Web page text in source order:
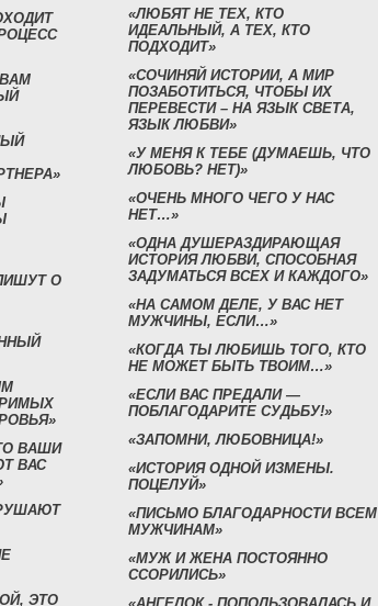
О
ВАШИ
ВАС
ЭТО
«ЛЮБЯТ НЕ ТЕХ, КТО
ИДЕАЛЬНЫЙ, А ТЕХ, КТО
ПОДХОДИТ»
«СОЧИНЯЙ ИСТОРИИ, А МИР
ПОЗАБОТИТЬСЯ, ЧТОБЫ ИХ
ПЕРЕВЕСТИ – НА ЯЗЫК СВЕТА,
ЯЗЫК ЛЮБВИ»
«У МЕНЯ К ТЕБЕ (ДУМАЕШЬ, ЧТО
ЛЮБОВЬ? НЕТ)»
«ОЧЕНЬ МНОГО ЧЕГО У НАС
НЕТ…»
«ОДНА ДУШЕРАЗДИРАЮЩАЯ
ИСТОРИЯ ЛЮБВИ, СПОСОБНАЯ
ЗАДУМАТЬСЯ ВСЕХ И КАЖДОГО»
«НА САМОМ ДЕЛЕ, У ВАС НЕТ
МУЖЧИНЫ, ЕСЛИ…»
«КОГДА ТЫ ЛЮБИШЬ ТОГО, КТО
НЕ МОЖЕТ БЫТЬ ТВОИМ…»
«ЕСЛИ ВАС ПРЕДАЛИ —
ПОБЛАГОДАРИТЕ СУДЬБУ!»
«ЗАПОМНИ, ЛЮБОВНИЦА!»
«ИСТОРИЯ ОДНОЙ ИЗМЕНЫ.
ПОЦЕЛУЙ»
«ПИСЬМО БЛАГОДАРНОСТИ ВСЕМ
МУЖЧИНАМ»
«МУЖ И ЖЕНА ПОСТОЯННО
ССОРИЛИСЬ»